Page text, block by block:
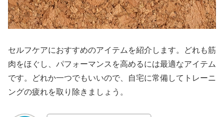
セルフケアにおすすめのアイテムを紹介します。どれも筋
肉をほぐし、パフォーマンスを高めるには最適なアイテム
です。どれか一つでもいいので、自宅に常備してトレーニ
ングの疲れを取り除きましょう。